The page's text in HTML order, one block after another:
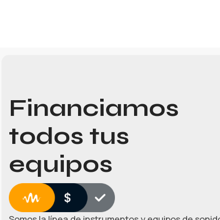
Financiamos
todos tus
equipos